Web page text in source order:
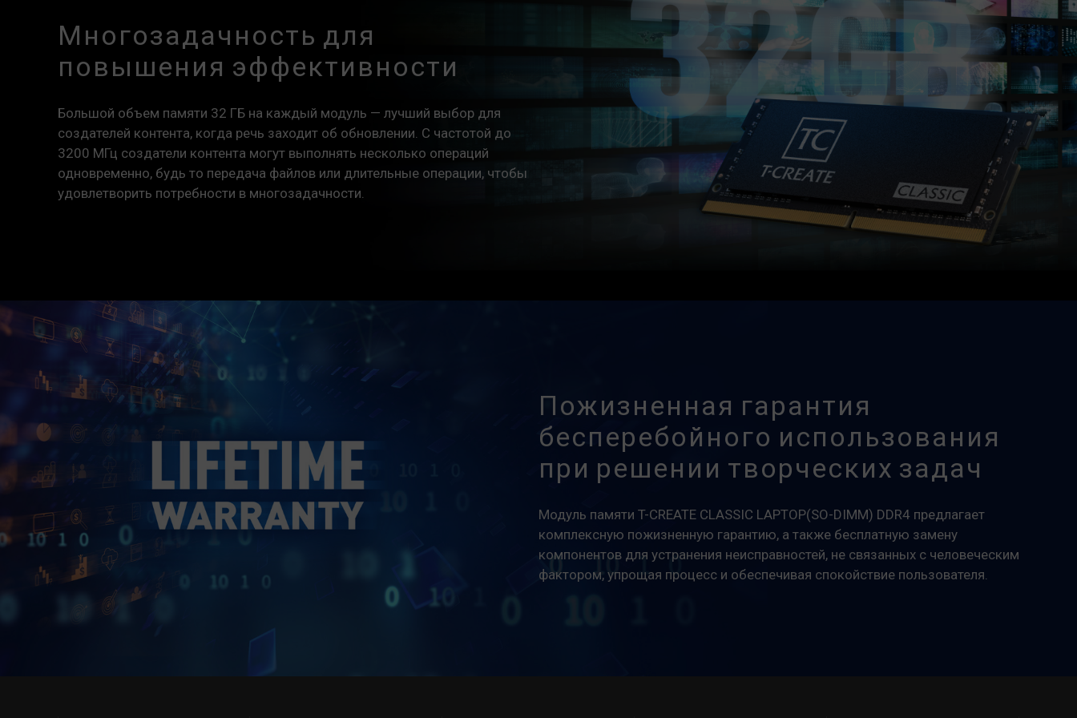
Многозадачность для
повышения эффективности
Большой объем памяти 32 ГБ на каждый модуль — лучший выбор для
создателей контента, когда речь заходит об обновлении. С частотой до
3200 МГц создатели контента могут выполнять несколько операций
одновременно, будь то передача файлов или длительные операции, чтобы
удовлетворить потребности в многозадачности.
Пожизненная гарантия
бесперебойного использования
при решении творческих задач
Модуль памяти T-CREATE CLASSIC LAPTOP(SO-DIMM) DDR4 предлагает
комплексную пожизненную гарантию, а также бесплатную замену
компонентов для устранения неисправностей, не связанных с человеческим
фактором, упрощая процесс и обеспечивая спокойствие пользователя.